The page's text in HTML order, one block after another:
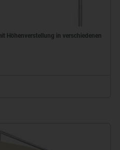
Höhenverstellung in verschiedenen